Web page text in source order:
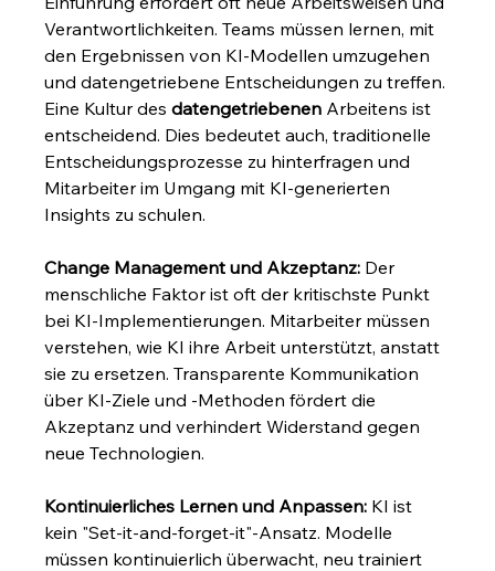
Verantwortlichkeiten. Teams müssen lernen, mit
den Ergebnissen von KI-Modellen umzugehen
und datengetriebene Entscheidungen zu treffen.
Eine Kultur des datengetriebenen Arbeitens ist
entscheidend. Dies bedeutet auch, traditionelle
Entscheidungsprozesse zu hinterfragen und
Mitarbeiter im Umgang mit KI-generierten
Insights zu schulen.
Change Management und Akzeptanz: Der
menschliche Faktor ist oft der kritischste Punkt
bei KI-Implementierungen. Mitarbeiter müssen
verstehen, wie KI ihre Arbeit unterstützt, anstatt
sie zu ersetzen. Transparente Kommunikation
über KI-Ziele und -Methoden fördert die
Akzeptanz und verhindert Widerstand gegen
neue Technologien.
Kontinuierliches Lernen und Anpassen: KI ist
kein "Set-it-and-forget-it"-Ansatz. Modelle
müssen kontinuierlich überwacht, neu trainiert